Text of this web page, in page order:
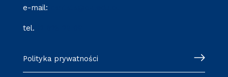
e-mail:
tel.
Polityka prywatności